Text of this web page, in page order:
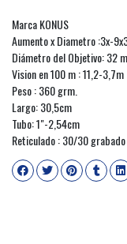
Marca KONUS
Aumento x Diametro :3x-
Diámetro del Objetivo: 32
Vision en 100 m : 11,2-3,7m
Peso : 360 grm.
Largo: 30,5cm
Tubo: 1"-2,54cm
Reticulado : 30/30 grabado